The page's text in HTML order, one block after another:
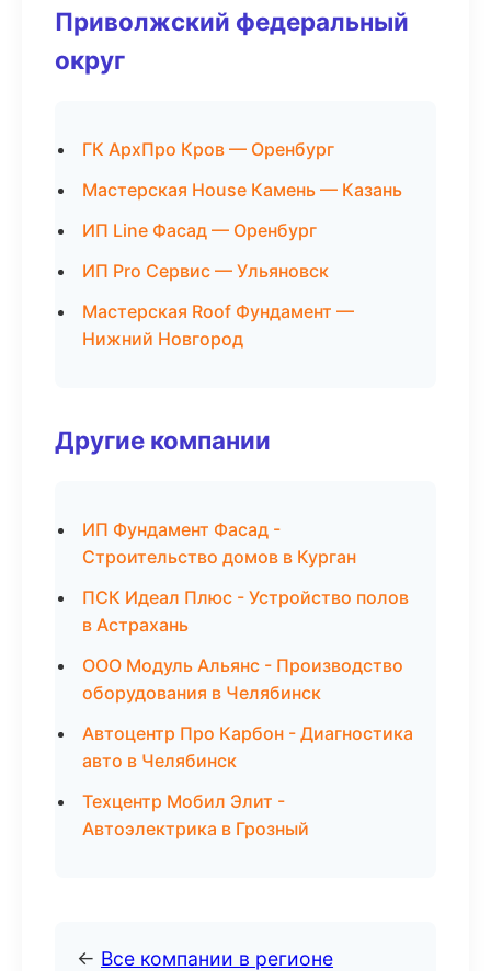
Приволжский федеральный
округ
ГК АрхПро Кров — Оренбург
Мастерская House Камень — Казань
ИП Line Фасад — Оренбург
ИП Pro Сервис — Ульяновск
Мастерская Roof Фундамент —
Нижний Новгород
Другие компании
ИП Фундамент Фасад -
Строительство домов в Курган
ПСК Идеал Плюс - Устройство полов
в Астрахань
ООО Модуль Альянс - Производство
оборудования в Челябинск
Автоцентр Про Карбон - Диагностика
авто в Челябинск
Техцентр Мобил Элит -
Автоэлектрика в Грозный
← Все компании в регионе